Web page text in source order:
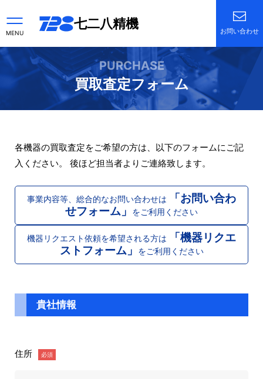
MENU
七二八精機
お問い合わせ
PURCHASE
買取査定フォーム
各機器の買取査定をご希望の方は、以下のフォームにご記
入ください。 後ほど担当者よりご連絡致します。
事業内容等、総合的なお問い合わせは
「お問い合わ
せフォーム」
をご利用ください
機器リクエスト依頼を希望される方は
「機器リクエ
ストフォーム」
をご利用ください
貴社情報
住所 必須